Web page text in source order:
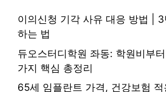
이의신청 기각 사유 대응 방법 |
하는 법
듀오스터디학원 좌동: 학원비부
가지 핵심 총정리
65세 임플란트 가격, 건강보험